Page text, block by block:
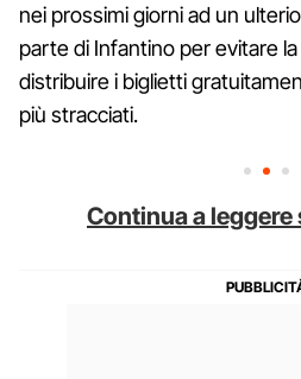
nei prossimi giorni ad un
parte di Infantino per evitare
distribuire i biglietti
più stracciati.
Continua a leggere